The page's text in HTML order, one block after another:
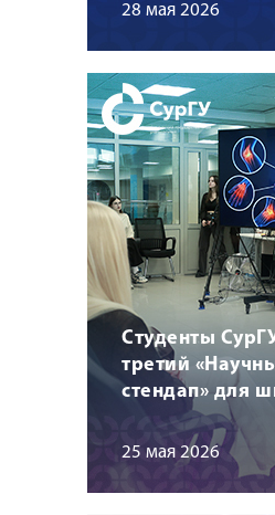
28 мая 2026
Студенты
третий
стендап» для
25 мая 2026